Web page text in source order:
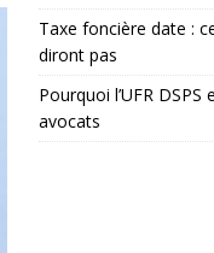
Taxe foncière date :
diront pas
Pourquoi l’UFR
avocats